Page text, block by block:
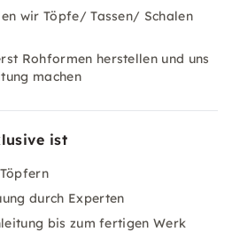
wir Töpfe/ Tassen/ Schalen
Rohformen herstellen und uns
machen
ist
durch Experten
bis zum fertigen Werk